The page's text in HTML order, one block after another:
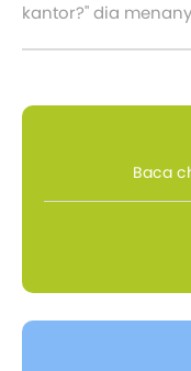
kantor?" dia
Baca